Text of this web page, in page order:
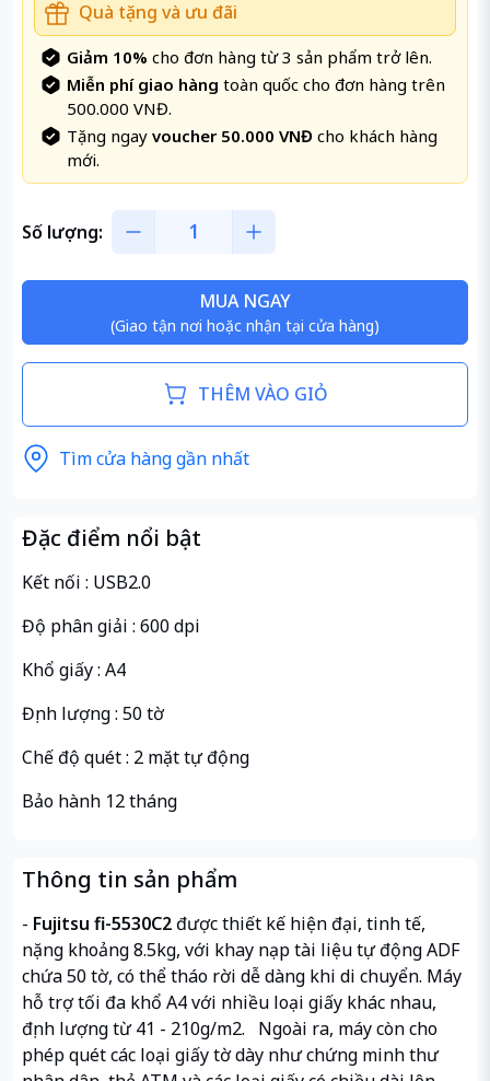
Quà tặng và ưu đãi
Giảm 10% cho đơn hàng từ 3 sản phẩm trở lên.
Miễn phí giao hàng toàn quốc cho đơn hàng trên
500.000 VNĐ.
Tặng ngay voucher 50.000 VNĐ cho khách hàng
mới.
Số lượng:
MUA NGAY
(Giao tận nơi hoặc nhận tại cửa hàng)
THÊM VÀO GIỎ
Tìm cửa hàng gần nhất
Đặc điểm nổi bật
Kết nối : USB2.0
Độ phân giải : 600 dpi
Khổ giấy : A4
Định lượng : 50 tờ
Chế độ quét : 2 mặt tự động
Bảo hành 12 tháng
Thông tin sản phẩm
- Fujitsu fi-5530C2được thiết kế hiện đại, tinh tế,
nặng khoảng 8.5kg, với khay nạp tài liệu tự động ADF
chứa 50 tờ, có thể tháo rời dễ dàng khi di chuyển. Máy
hỗ trợ tối đa khổ A4 với nhiều loại giấy khác nhau,
định lượng từ 41 - 210g/m2. Ngoài ra, máy còn cho
phép quét các loại giấy tờ dày như chứng minh thư